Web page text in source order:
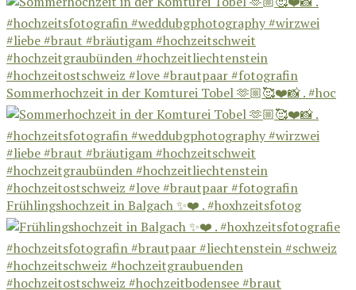
Sommerhochzeit in der Komturei Tobel 🫶🏼🥰❤️📸 . #hoc
Frühlingshochzeit in Balgach ✨❤️ . #hoxhzeitsfotog